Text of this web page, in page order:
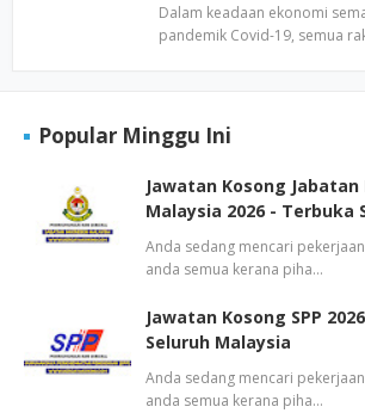
Dalam keadaan ekonomi
pandemik Covid-19, semua
Popular Minggu Ini
Jawatan Kosong
Malaysia 2026 - Terbuka
Anda sedang mencari
anda semua kerana piha…
Jawatan Kosong SPP
Seluruh Malaysia
Anda sedang mencari
anda semua kerana piha…